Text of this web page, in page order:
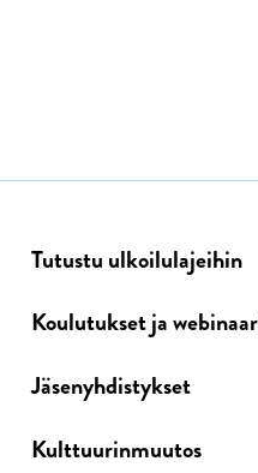
Tutustu ulkoilulajeihin
Koulutukset ja
Jäsenyhdistykset
Kulttuurinmuutos